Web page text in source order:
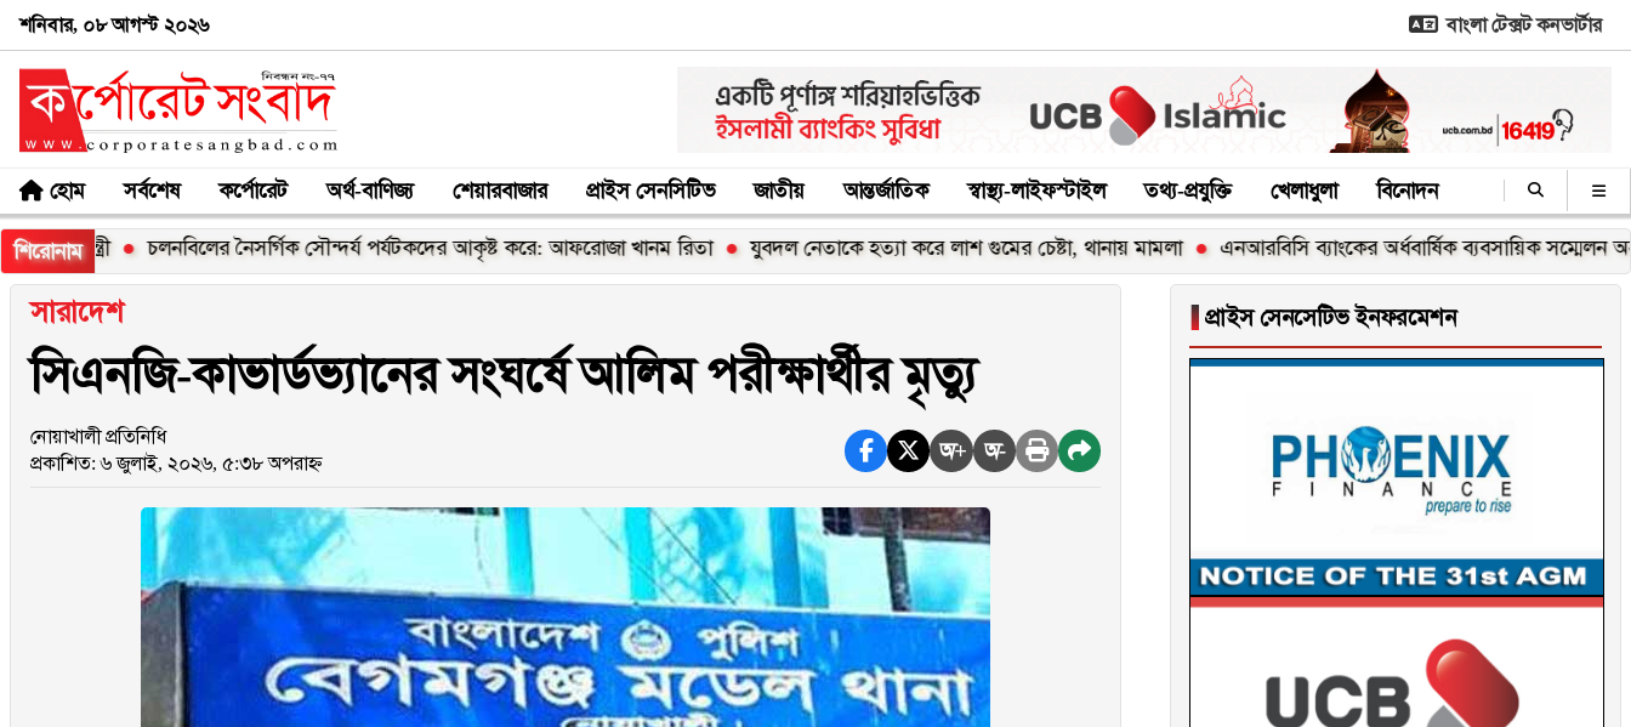
শনিবার, ০৮ আগস্ট ২০২৬ বাংলা টেক্সট কনভার্টার
হোম সর্বশেষ কর্পোরেট অর্থ-বাণিজ্য শেয়ারবাজার প্রাইস সেনসিটিভ জাতীয় আন্তর্জাতিক স্বাস্থ্য-লাইফস্টাইল তথ্য-প্রযুক্তি খেলাধুলা বিনোদন
শিরোনামচলনবিলের নৈসর্গিক সৌন্দর্য পর্যটকদের আকৃষ্ট করে: আফরোজা খানম রিতা যুবদল নেতাকে হত্যা করে লাশ গুমের চেষ্টা, থানায় মামলা এনআরবিসি ব্যাংকের অর্ধবার্ষিক ব্যবসায়িক সম্মেলন অনুষ্ঠিত
সারাদেশ
সিএনজি-কাভার্ডভ্যানের সংঘর্ষে আলিম পরীক্ষার্থীর মৃত্যু
নোয়াখালী প্রতিনিধি
প্রকাশিত: ৬ জুলাই, ২০২৬, ৫:৩৮ অপরাহ্ন
অ+ অ-
▐ প্রাইস সেনসেটিভ ইনফরমেশন